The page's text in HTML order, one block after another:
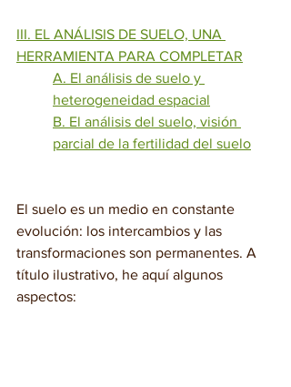
III. EL ANÁLISIS DE SUELO, UNA
HERRAMIENTA PARA COMPLETAR
A. El análisis de suelo y
heterogeneidad espacial
B. El análisis del suelo, visión
parcial de la fertilidad del suelo
El suelo es un medio en constante
evolución: los intercambios y las
transformaciones son permanentes. A
título ilustrativo, he aquí algunos
aspectos: